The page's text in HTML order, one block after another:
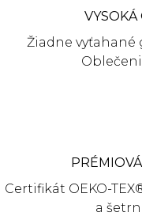
Žiadne vyťahané
Certifikát OEKO-
a